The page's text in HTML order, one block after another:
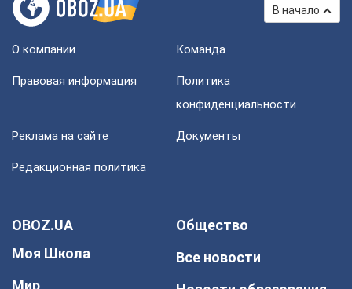
В начало
О компании Команда
Правовая информация
Политика
конфиденциальности
Реклама на сайте Документы
Редакционная политика
OBOZ.UA
Моя Школа
Мир
Общество
Все новости